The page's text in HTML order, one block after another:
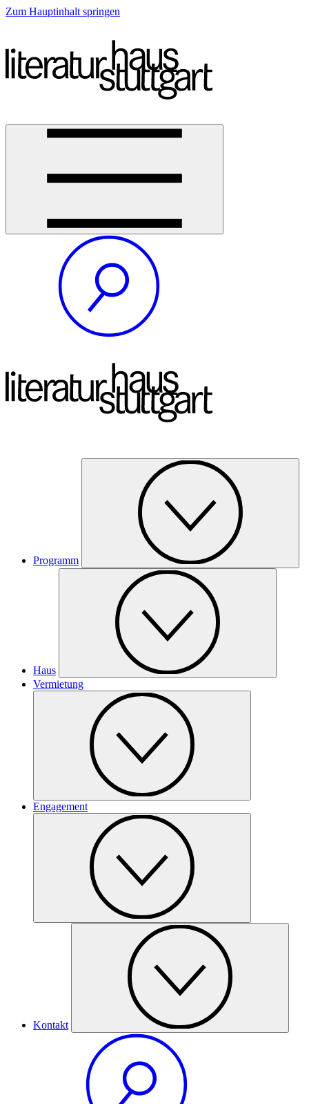
Zum Hauptinhalt springen
Programm
Haus
Vermietung
Engagement
Kontakt